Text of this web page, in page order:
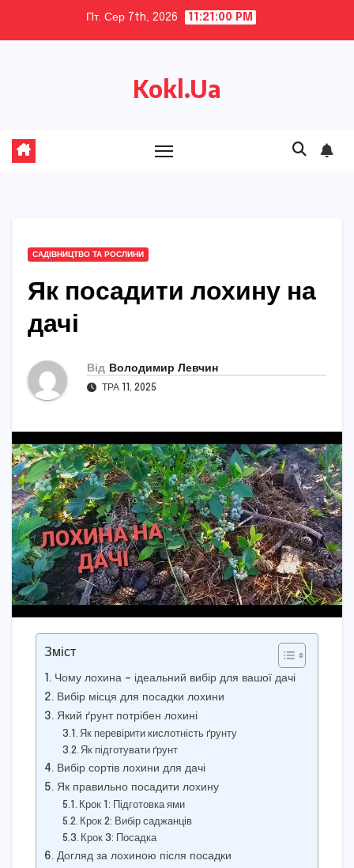
Пт. Сер 7th, 2026 11:21:01 PM
Kokl.Ua
САДІВНИЦТВО ТА РОСЛИНИ
Як посадити лохину на
дачі
Від Володимир Левчин
ТРА 11, 2025
Зміст
Чому лохина – ідеальний вибір для вашої дачі
Вибір місця для посадки лохини
Який ґрунт потрібен лохині
Як перевірити кислотність ґрунту
Як підготувати ґрунт
Вибір сортів лохини для дачі
Як правильно посадити лохину
Крок 1: Підготовка ями
Крок 2: Вибір саджанців
Крок 3: Посадка
Догляд за лохиною після посадки